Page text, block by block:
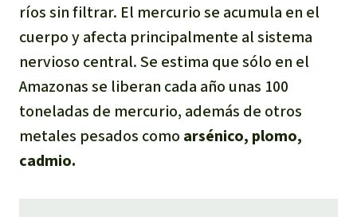
ríos sin filtrar. El mercurio se acumula en el
cuerpo y afecta principalmente al sistema
nervioso central. Se estima que sólo en el
Amazonas se liberan cada año unas 100
toneladas de mercurio, además de otros
metales pesados como arsénico, plomo,
cadmio.